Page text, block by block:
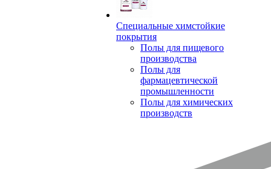
Специальные химстойкие
покрытия
Полы для пищевого
производства
Полы для
фармацевтической
промышленности
Полы для химических
производств